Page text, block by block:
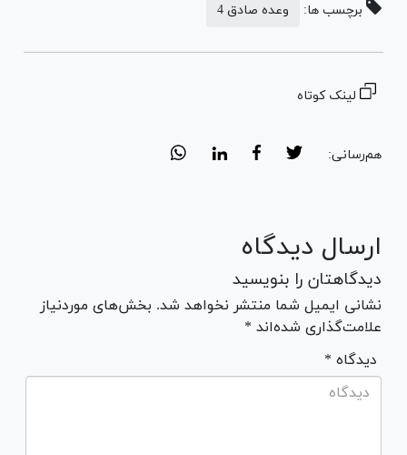
برچسب ها: وعده صادق 4
لینک کوتاه
هم‌رسانی:
ارسال دیدگاه
دیدگاهتان را بنویسید
نشانی ایمیل شما منتشر نخواهد شد. بخش‌های موردنیاز
علامت‌گذاری شده‌اند *
* دیدگاه